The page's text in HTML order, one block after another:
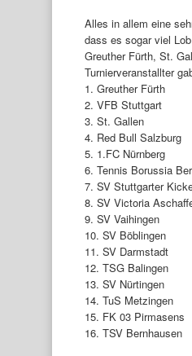
Alles in allem eine
dass es sogar viel
Greuther Fürth, St.
Turnierveranstallter
1. Greuther Fürth
2. VFB Stuttgart
3. St. Gallen
4. Red Bull Salzburg
5. 1.FC Nürnberg
6. Tennis Borussia
7. SV Stuttgarter
8. SV Victoria
9. SV Vaihingen
10. SV Böblingen
11. SV Darmstadt
12. TSG Balingen
13. SV Nürtingen
14. TuS Metzingen
15. FK 03 Pirmasens
16. TSV Bernhausen